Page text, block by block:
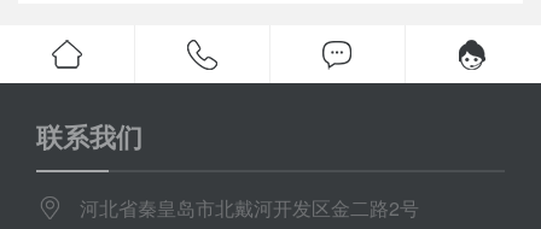
联系我们
河北省秦皇岛市北戴河开发区金二路2号